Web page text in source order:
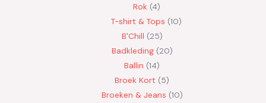
Rok 4
T-shirt & Tops 10
B'Chill 25
Badkleding 20
Ballin 14
Broek Kort 5
Broeken & Jeans 10